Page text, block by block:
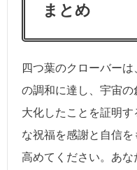
まとめ
四つ葉のクローバー
の調和に達し、宇宙
大化したことを証明
な祝福を感謝と自信
高めてください。あな